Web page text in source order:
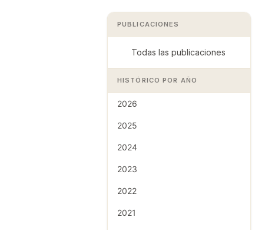
PUBLICACIONES
Todas las publicaciones
HISTÓRICO POR AÑO
2026
2025
2024
2023
2022
2021